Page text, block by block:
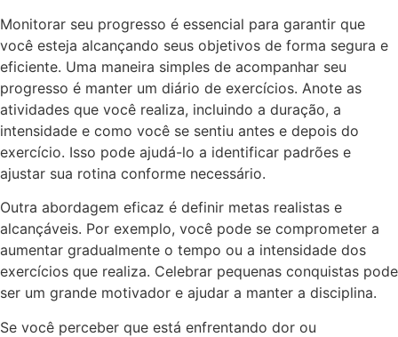
Monitorar seu progresso é essencial para garantir que
você esteja alcançando seus objetivos de forma segura e
eficiente. Uma maneira simples de acompanhar seu
progresso é manter um diário de exercícios. Anote as
atividades que você realiza, incluindo a duração, a
intensidade e como você se sentiu antes e depois do
exercício. Isso pode ajudá-lo a identificar padrões e
ajustar sua rotina conforme necessário.
Outra abordagem eficaz é definir metas realistas e
alcançáveis. Por exemplo, você pode se comprometer a
aumentar gradualmente o tempo ou a intensidade dos
exercícios que realiza. Celebrar pequenas conquistas pode
ser um grande motivador e ajudar a manter a disciplina.
Se você perceber que está enfrentando dor ou